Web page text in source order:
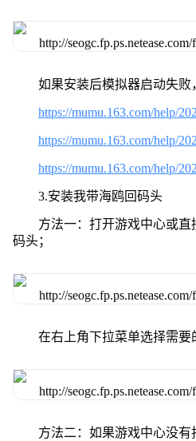
如果安装后模拟器启动失败
https://mumu.163.com/help/
https://mumu.163.com/help/
https://mumu.163.com/help/
3.安装我带海鸥回码头
方法一：打开游戏中心或
码头；
在右上角下拉菜单选择需要
方法二：如果游戏中心没